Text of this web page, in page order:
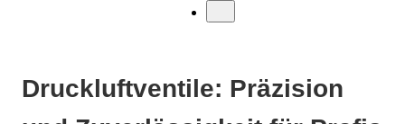
Druckluftventile: Präzision